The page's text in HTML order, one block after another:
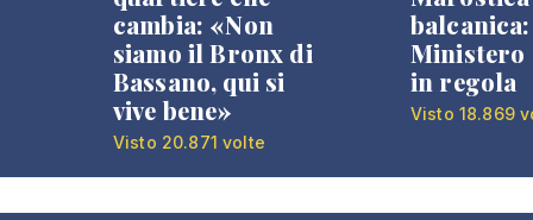
cambia: «Non
siamo il Bronx di
Bassano, qui si
vive bene»
Visto 20.871 volte
Ministero
in regola
Visto 18.869